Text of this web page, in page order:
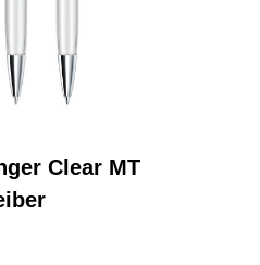
Clear MT